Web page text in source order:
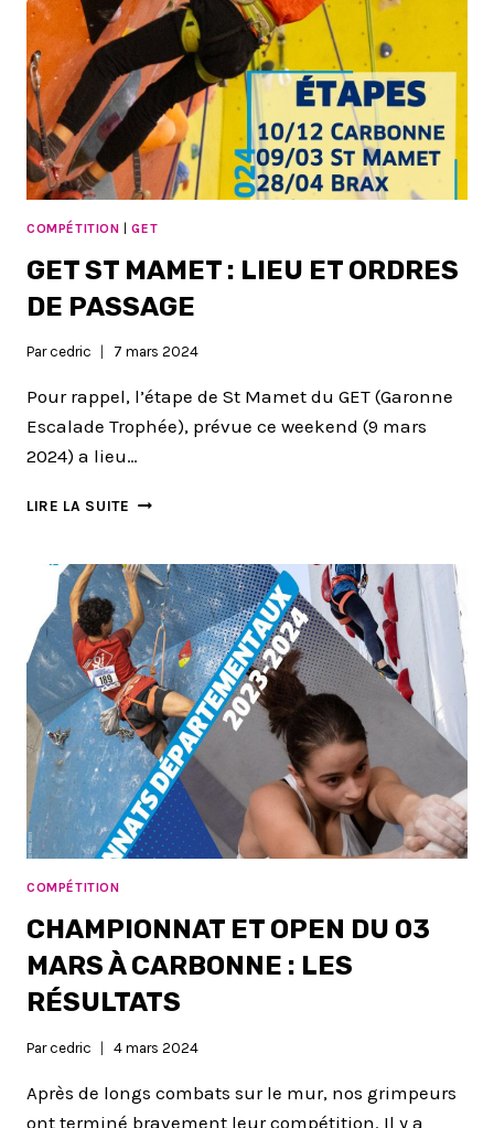
COMPÉTITION |GET
GET ST MAMET : LIEU ET ORDRES
DE PASSAGE
Par cedric 7 mars 2024
Pour rappel, l’étape de St Mamet du GET (Garonne
Escalade Trophée), prévue ce weekend (9 mars
2024) a lieu…
LIRE LA SUITE GET
:
LIEU
ET
ORDRES
DE
PASSAGE
COMPÉTITION
CHAMPIONNAT ET OPEN DU 03
MARS À CARBONNE : LES
RÉSULTATS
Par cedric 4 mars 2024
Après de longs combats sur le mur, nos grimpeurs
ont terminé bravement leur compétition. Il y a